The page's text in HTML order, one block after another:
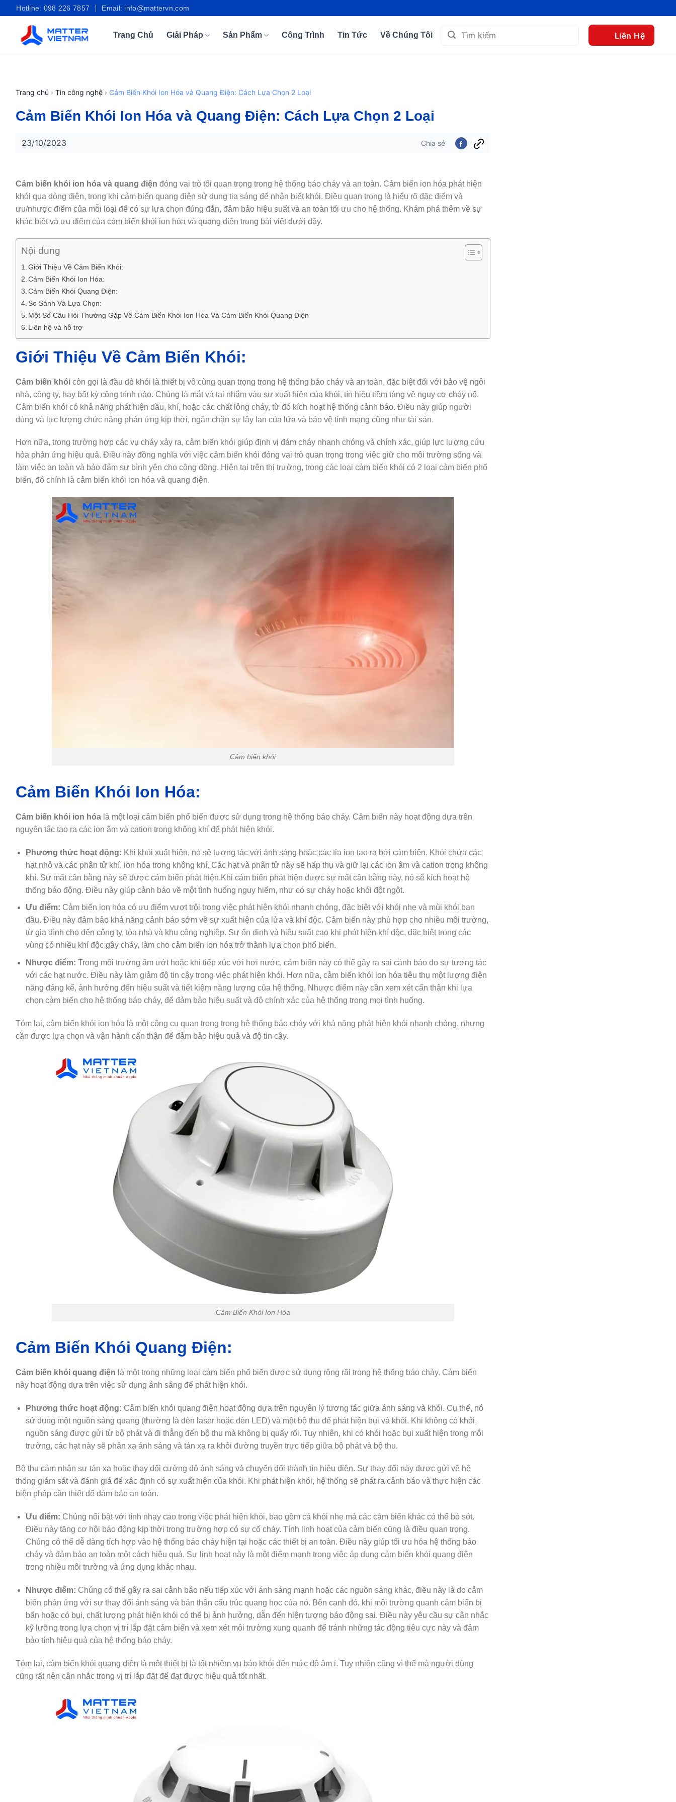
qua
Email: info@mattervn.com
Hotline: 098 226 7857
Trang Chủ Giải Pháp Sản Phẩm Công Trình Tin Tức Về Chúng Tôi
Tìm
kiếm:
Liên Hệ
Trang chủ › Tin công nghệ› Cảm Biến Khói Ion Hóa và Quang Điện: Cách Lựa Chọn 2 Loại
Cảm Biến Khói Ion Hóa và Quang Điện: Cách Lựa Chọn 2 Loại
23/10/2023 Chia sẻ
Cảm biến khói ion hóa và quang điện đóng vai trò tối quan trọng trong hệ thống báo cháy và an toàn. Cảm biến ion hóa phát hiện
khói qua dòng điện, trong khi cảm biến quang điện sử dụng tia sáng để nhận biết khói. Điều quan trọng là hiểu rõ đặc điểm và
ưu/nhược điểm của mỗi loại để có sự lựa chọn đúng đắn, đảm bảo hiệu suất và an toàn tối ưu cho hệ thống. Khám phá thêm về sự
khác biệt và ưu điểm của cảm biến khói ion hóa và quang điện trong bài viết dưới đây.
Nội dung
Giới Thiệu Về Cảm Biến Khói:
Cảm Biến Khói Ion Hóa:
Cảm Biến Khói Quang Điện:
So Sánh Và Lựa Chọn:
Một Số Câu Hỏi Thường Gặp Về Cảm Biến Khói Ion Hóa Và Cảm Biến Khói Quang Điện
Liên hệ và hỗ trợ
Giới Thiệu Về Cảm Biến Khói:
Cảm biến khóicòn gọi là đầu dò khói là thiết bị vô cùng quan trọng trong hệ thống báo cháy và an toàn, đặc biệt đối với bảo vệ ngôi
nhà, công ty, hay bất kỳ công trình nào. Chúng là mắt và tai nhắm vào sự xuất hiện của khói, tín hiệu tiềm tàng về nguy cơ cháy nổ.
Cảm biến khói có khả năng phát hiện dầu, khí, hoặc các chất lỏng cháy, từ đó kích hoạt hệ thống cảnh báo. Điều này giúp người
dùng và lực lượng chức năng phản ứng kịp thời, ngăn chặn sự lây lan của lửa và bảo vệ tính mạng cũng như tài sản.
Hơn nữa, trong trường hợp các vụ cháy xảy ra, cảm biến khói giúp định vị đám cháy nhanh chóng và chính xác, giúp lực lượng cứu
hỏa phản ứng hiệu quả. Điều này đồng nghĩa với việc cảm biến khói đóng vai trò quan trọng trong việc giữ cho môi trường sống và
làm việc an toàn và bảo đảm sự bình yên cho cộng đồng. Hiện tại trên thị trường, trong các loại cảm biến khói có 2 loại cảm biến phổ
biến, đó chính là cảm biến khói ion hóa và quang điện.
Cảm biến khói
Cảm Biến Khói Ion Hóa:
Cảm biến khói ion hóalà một loại cảm biến phổ biến được sử dụng trong hệ thống báo cháy. Cảm biến này hoạt động dựa trên
nguyên tắc tạo ra các ion âm và cation trong không khí để phát hiện khói.
Phương thức hoạt động: Khi khói xuất hiện, nó sẽ tương tác với ánh sáng hoặc các tia ion tạo ra bởi cảm biến. Khói chứa các
hạt nhỏ và các phân tử khí, ion hóa trong không khí. Các hạt và phân tử này sẽ hấp thụ và giữ lại các ion âm và cation trong không
khí. Sự mất cân bằng này sẽ được cảm biến phát hiện.Khi cảm biến phát hiện được sự mất cân bằng này, nó sẽ kích hoạt hệ
thống báo động. Điều này giúp cảnh báo về một tình huống nguy hiểm, như có sự cháy hoặc khói đột ngột.
Ưu điểm: Cảm biến ion hóa có ưu điểm vượt trội trong việc phát hiện khói nhanh chóng, đặc biệt với khói nhẹ và mùi khói ban
đầu. Điều này đảm bảo khả năng cảnh báo sớm về sự xuất hiện của lửa và khí độc. Cảm biến này phù hợp cho nhiều môi trường,
từ gia đình cho đến công ty, tòa nhà và khu công nghiệp. Sự ổn định và hiệu suất cao khi phát hiện khí độc, đặc biệt trong các
vùng có nhiều khí độc gây cháy, làm cho cảm biến ion hóa trở thành lựa chọn phổ biến.
Nhược điểm:Trong môi trường ẩm ướt hoặc khi tiếp xúc với hơi nước, cảm biến này có thể gây ra sai cảnh báo do sự tương tác
với các hạt nước. Điều này làm giảm độ tin cậy trong việc phát hiện khói. Hơn nữa, cảm biến khói ion hóa tiêu thụ một lượng điện
năng đáng kể, ảnh hưởng đến hiệu suất và tiết kiệm năng lượng của hệ thống. Nhược điểm này cần xem xét cẩn thận khi lựa
chọn cảm biến cho hệ thống báo cháy, để đảm bảo hiệu suất và độ chính xác của hệ thống trong mọi tình huống.
Tóm lại, cảm biến khói ion hóa là một công cụ quan trọng trong hệ thống báo cháy với khả năng phát hiện khói nhanh chóng, nhưng
cần được lựa chọn và vận hành cẩn thận để đảm bảo hiệu quả và độ tin cậy.
Cảm Biến Khói Ion Hóa
Cảm Biến Khói Quang Điện:
Cảm biến khói quang điện là một trong những loại cảm biến phổ biến được sử dụng rộng rãi trong hệ thống báo cháy. Cảm biến
này hoạt động dựa trên việc sử dụng ánh sáng để phát hiện khói.
Phương thức hoạt động: Cảm biến khói quang điện hoạt động dựa trên nguyên lý tương tác giữa ánh sáng và khói. Cụ thể, nó
sử dụng một nguồn sáng quang (thường là đèn laser hoặc đèn LED) và một bộ thu để phát hiện bụi và khói. Khi không có khói,
nguồn sáng được gửi từ bộ phát và đi thẳng đến bộ thu mà không bị quấy rối. Tuy nhiên, khi có khói hoặc bụi xuất hiện trong môi
trường, các hạt này sẽ phản xạ ánh sáng và tán xạ ra khỏi đường truyền trực tiếp giữa bộ phát và bộ thu.
Bộ thu cảm nhận sự tán xạ hoặc thay đổi cường độ ánh sáng và chuyển đổi thành tín hiệu điện. Sự thay đổi này được gửi về hệ
thống giám sát và đánh giá để xác định có sự xuất hiện của khói. Khi phát hiện khói, hệ thống sẽ phát ra cảnh báo và thực hiện các
biện pháp cần thiết để đảm bảo an toàn.
Ưu điểm: Chúng nổi bật với tính nhạy cao trong việc phát hiện khói, bao gồm cả khói nhẹ mà các cảm biến khác có thể bỏ sót.
Điều này tăng cơ hội báo động kịp thời trong trường hợp có sự cố cháy. Tính linh hoạt của cảm biến cũng là điều quan trọng.
Chúng có thể dễ dàng tích hợp vào hệ thống báo cháy hiện tại hoặc các thiết bị an toàn. Điều này giúp tối ưu hóa hệ thống báo
cháy và đảm bảo an toàn một cách hiệu quả. Sự linh hoạt này là một điểm mạnh trong việc áp dụng cảm biến khói quang điện
trong nhiều môi trường và ứng dụng khác nhau.
Nhược điểm: Chúng có thể gây ra sai cảnh báo nếu tiếp xúc với ánh sáng mạnh hoặc các nguồn sáng khác, điều này là do cảm
biến phản ứng với sự thay đổi ánh sáng và bản thân cấu trúc quang học của nó. Bên cạnh đó, khi môi trường quanh cảm biến bị
bẩn hoặc có bụi, chất lượng phát hiện khói có thể bị ảnh hưởng, dẫn đến hiện tượng báo động sai. Điều này yêu cầu sự cân nhắc
kỹ lưỡng trong lựa chọn vị trí lắp đặt cảm biến và xem xét môi trường xung quanh để tránh những tác động tiêu cực này và đảm
bảo tính hiệu quả của hệ thống báo cháy.
Tóm lại, cảm biến khói quang điện là một thiết bị là tốt nhiệm vụ báo khói đến mức độ âm ỉ. Tuy nhiên cũng vì thế mà người dùng
cũng rất nên cân nhắc trong vị trí lắp đặt để đạt được hiệu quả tốt nhất.